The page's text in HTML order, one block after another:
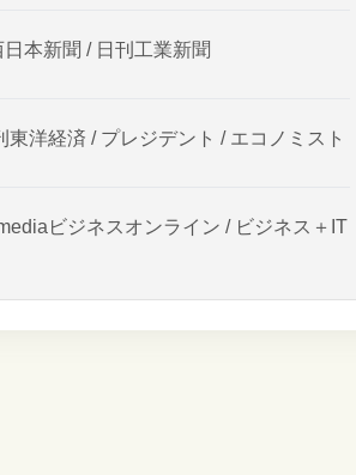
本新聞 / 日刊工業新聞
洋経済 / プレジデント / エコノミスト
ビジネスオンライン / ビジネス＋IT